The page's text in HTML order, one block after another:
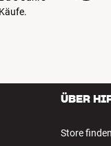
ÜBER
Store finden